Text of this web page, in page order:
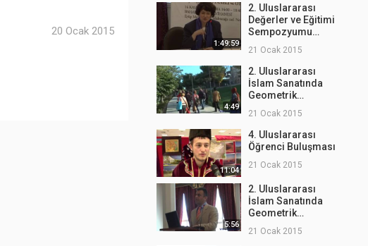
20 Ocak 2015
1:49:59
2. Uluslararası
Değerler ve Eğitimi
Sempozyumu
(1.Oturum)
21 Ocak 2015
4:49
2. Uluslararası
İslam Sanatında
Geometrik
Desenler Çalıştayı -
Beyşehir Gezisi
21 Ocak 2015
11:04
4. Uluslararası
Öğrenci Buluşması
21 Ocak 2015
5:56
2. Uluslararası
İslam Sanatında
Geometrik
Desenler Çalıştayı
Açılış Konuşmaları
21 Ocak 2015